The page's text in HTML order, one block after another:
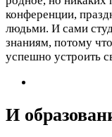
конференции,
людьми. И сами
знаниям, потому
успешно устроить
И